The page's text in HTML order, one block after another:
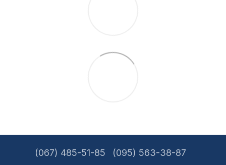
(067) 485-51-85 (095) 563-38-87